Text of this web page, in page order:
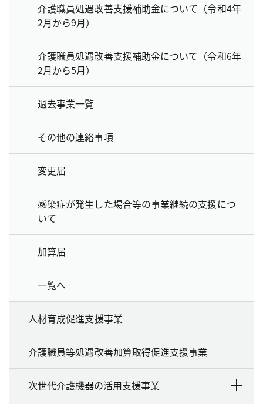
介護職員処遇改善支援補助金について（令和4年
2月から9月）
介護職員処遇改善支援補助金について（令和6年
2月から5月）
過去事業一覧
その他の連絡事項
変更届
感染症が発生した場合等の事業継続の支援につ
いて
加算届
一覧へ
人材育成促進支援事業
介護職員等処遇改善加算取得促進支援事業
次世代介護機器の活用支援事業